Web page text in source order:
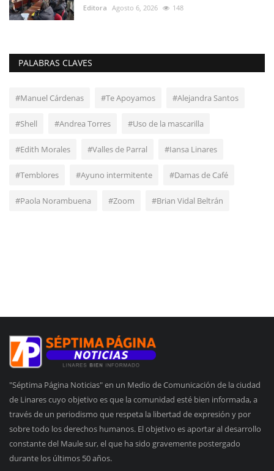
Editora Agosto 6, 2026 148
PALABRAS CLAVES
#Manuel Cárdenas #Te Apoyamos #Alejandra Santos
#Shell #Andrea Torres #Uso de la mascarilla
#Edith Morales #Valles de Parral #Iansa Linares
#Temblores #Ayuno intermitente #Damas de Café
#Paola Norambuena #Zoom #Brian Vidal Beltrán
"Séptima Página Noticias" en un Medio de Comunicación de la ciudad
de Linares cuyo objetivo es que la comunidad esté bien informada, a
través de un periodismo que respeta la libertad de expresión y por
sobre todo los derechos humanos. El objetivo es aportar al desarrollo
constante del Maule sur, el que ha sido gravemente postergado
durante los últimos 50 años.